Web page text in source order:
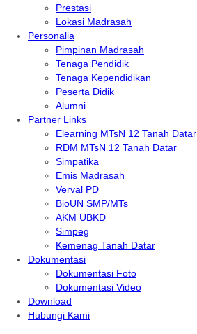
Prestasi
Lokasi Madrasah
Personalia
Pimpinan Madrasah
Tenaga Pendidik
Tenaga Kependidikan
Peserta Didik
Alumni
Partner Links
Elearning MTsN 12 Tanah Datar
RDM MTsN 12 Tanah Datar
Simpatika
Emis Madrasah
Verval PD
BioUN SMP/MTs
AKM UBKD
Simpeg
Kemenag Tanah Datar
Dokumentasi
Dokumentasi Foto
Dokumentasi Video
Download
Hubungi Kami